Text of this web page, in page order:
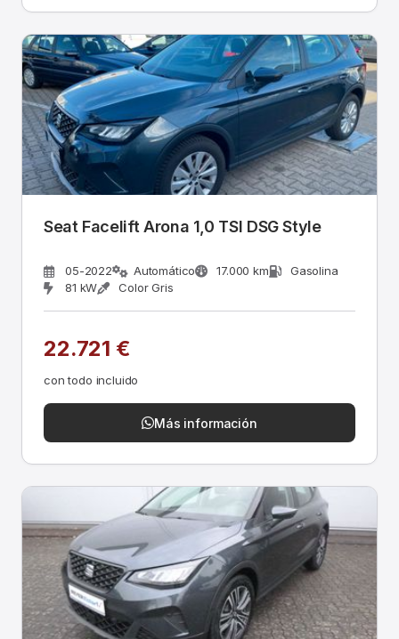
Seat Facelift Arona 1,0 TSI DSG Style
05-2022 Automático 17.000 km
Gasolina
81 kW
Color Gris
22.721 €
con todo incluido
Más información